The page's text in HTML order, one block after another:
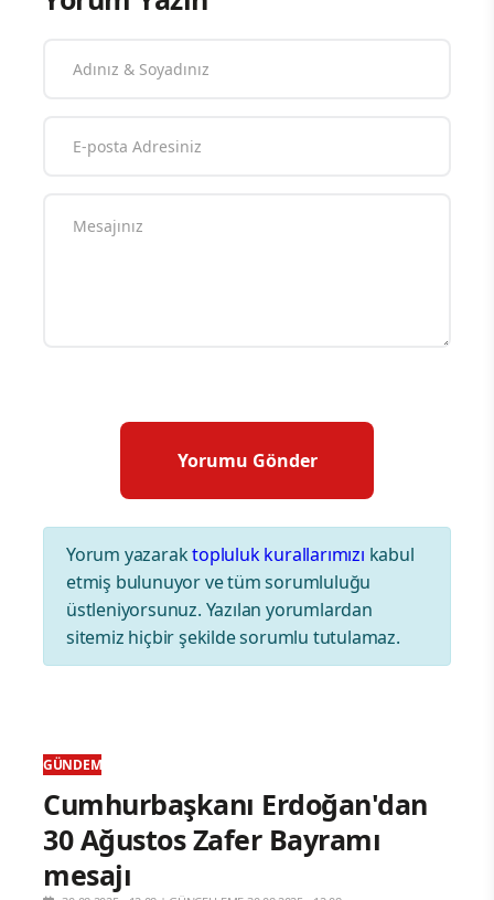
Yorum yazaraktopluluk kurallarımızı kabul
etmiş bulunuyor ve tüm sorumluluğu
üstleniyorsunuz. Yazılan yorumlardan
sitemiz hiçbir şekilde sorumlu tutulamaz.
GÜNDEM
Cumhurbaşkanı Erdoğan'dan
30 Ağustos Zafer Bayramı
mesajı